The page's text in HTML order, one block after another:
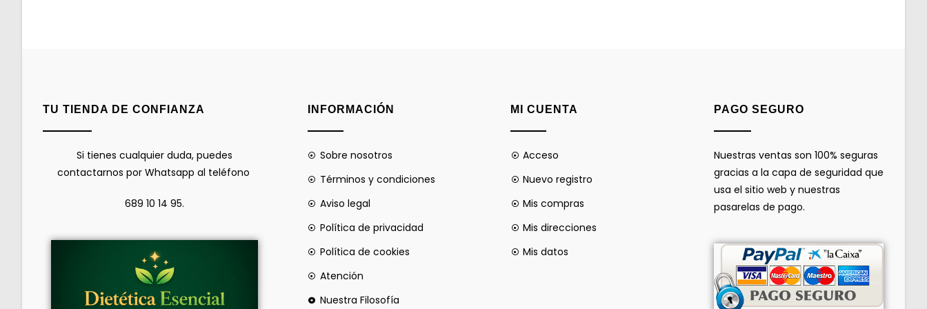
TU TIENDA DE CONFIANZA
Si tienes cualquier duda, puedes
contactarnos por Whatsapp al teléfono
689 10 14 95.
INFORMACIÓN
Sobre nosotros
Términos y condiciones
Aviso legal
Política de privacidad
Política de cookies
Atención
Nuestra Filosofía
MI CUENTA
Acceso
Nuevo registro
Mis compras
Mis direcciones
Mis datos
PAGO SEGURO
Nuestras ventas son 100% seguras
gracias a la capa de seguridad que
usa el sitio web y nuestras
pasarelas de pago.